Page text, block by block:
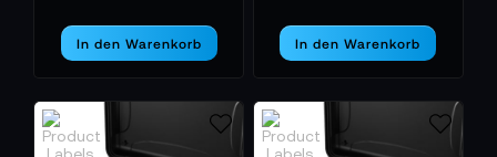
In den Warenkorb In den Warenkorb